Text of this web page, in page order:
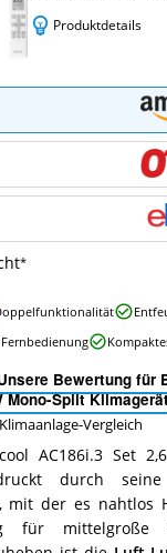
Produktdetails
Bewertung für
Mono-Split
Vergleich
AC186i.3 Set
durch
mit der es nahtlos
für mittelgroße